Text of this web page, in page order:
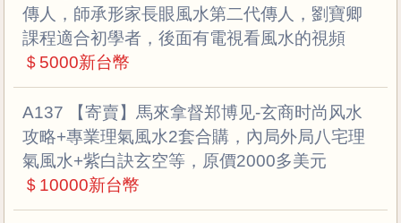
傳人，師承形家長眼風水第二代傳人，劉寶卿
課程適合初學者，後面有電視看風水的視頻
＄5000新台幣
A137 【寄賣】馬來拿督郑博见-玄商时尚风水
攻略+專業理氣風水2套合購，內局外局八宅理
氣風水+紫白訣玄空等，原價2000多美元
＄10000新台幣